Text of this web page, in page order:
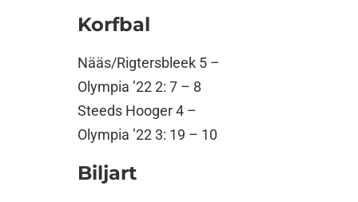
Korfbal
Nääs/Rigtersbleek 5 –
Olympia ’22 2: 7 – 8
Steeds Hooger 4 –
Olympia ’22 3: 19 – 10
Biljart